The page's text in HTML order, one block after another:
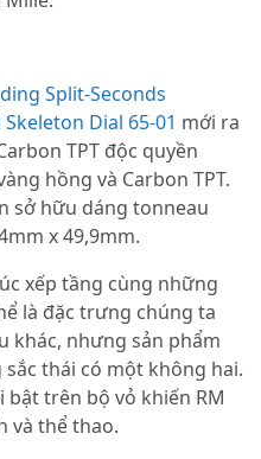
Split-Seconds
Dial 65-01 mới ra
TPT độc quyền
hồng và Carbon TPT.
sở hữu dáng tonneau
x 49,9mm.
xếp tầng cùng những
là đặc trưng chúng ta
khác, nhưng sản phẩm
thái có một không hai.
trên bộ vỏ khiến RM
và thể thao.